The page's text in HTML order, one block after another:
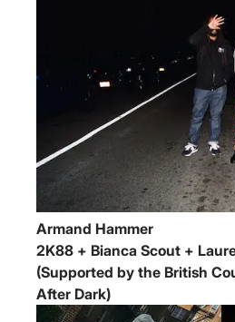
Armand Hammer
2K88 + Bianca Scout +
(Supported by the British
After Dark)